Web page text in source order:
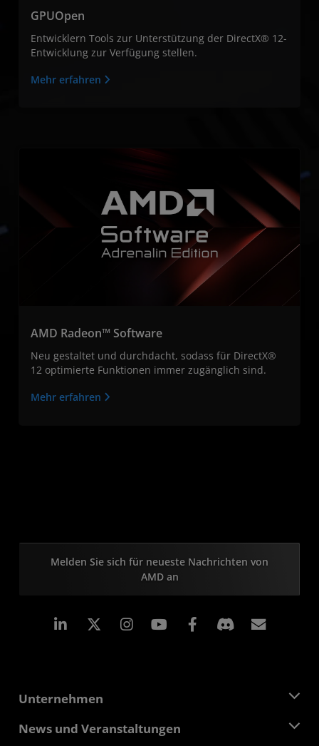
GPUOpen
Entwicklern Tools zur Unterstützung der DirectX® 12-
Entwicklung zur Verfügung stellen.
Mehr erfahren
AMD Radeon™ Software
Neu gestaltet und durchdacht, sodass für DirectX®
12 optimierte Funktionen immer zugänglich sind.
Mehr erfahren
Melden Sie sich für neueste Nachrichten von
AMD an
LinkedIn Instagram Facebook
Unternehmen
Über AMD
News und Veranstaltungen